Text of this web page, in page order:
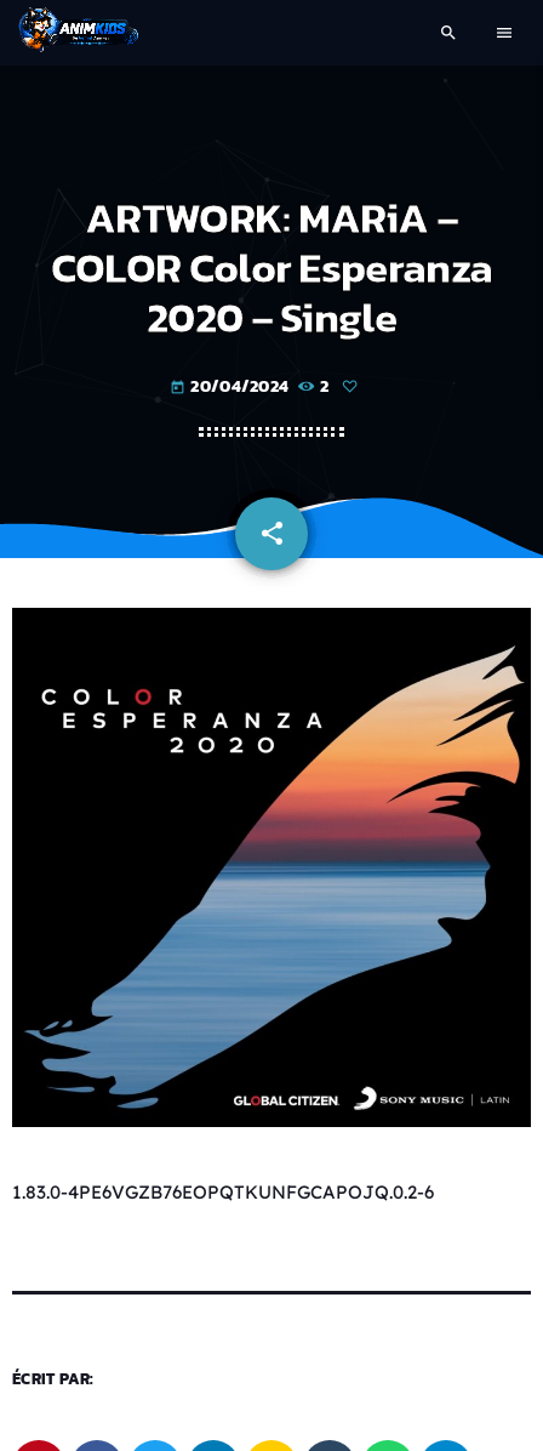
search menu
ARTWORK: MARiA –
COLOR Color Esperanza
2020 – Single
today 20/04/2024 2
share
email
1.83.0-4PE6VGZB76EOPQTKUNFGCAPOJQ.0.2-6
ÉCRIT PAR: